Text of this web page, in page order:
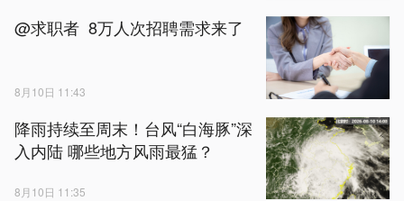
@求职者 8万人次招聘需求来了
8月10日 11:43
降雨持续至周末！台风“白海豚”深
入内陆 哪些地方风雨最猛？
8月10日 11:35